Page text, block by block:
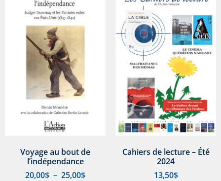
Voyage au bout de
l’indépendance
20,00$ – 25,00$
Cahiers de lecture – Été
2024
13,50$